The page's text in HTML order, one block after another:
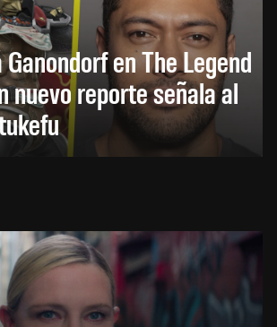
en The Legend
nuevo reporte señala al